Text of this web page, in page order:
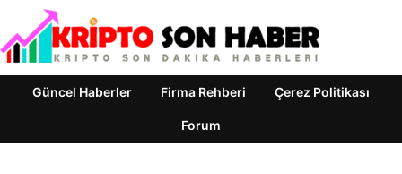
Güncel Haberler Firma Rehberi Çerez Politikası
Forum